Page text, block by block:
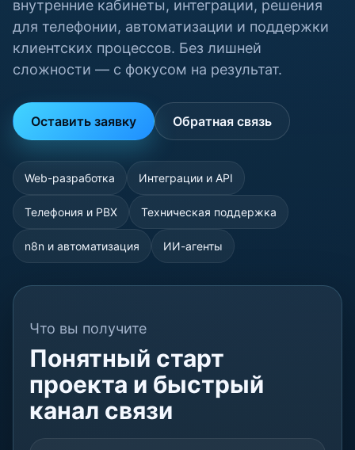
внутренние кабинеты, интеграции, решения
для телефонии, автоматизации и поддержки
клиентских процессов. Без лишней
сложности — с фокусом на результат.
Оставить заявку Обратная связь
Web-разработка Интеграции и API
Телефония и PBX Техническая поддержка
n8n и автоматизация ИИ-агенты
Что вы получите
Понятный старт
проекта и быстрый
канал связи